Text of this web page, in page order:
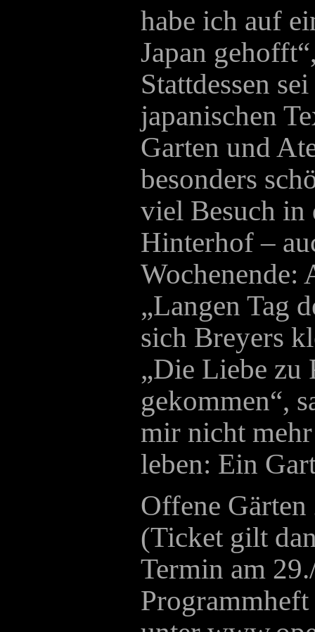
habe ich auf
Japan
Stattdessen
japanischen
Garten und
besonders
viel Besuch in
Hinterhof –
Wochenende:
„Langen Tag
sich Breyers
„Die Liebe zu
gekommen“,
mir nicht
leben: Ein
Offene
(Ticket gilt
Termin am